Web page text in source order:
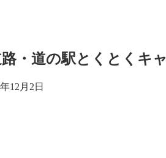
・道の駅とくとくキ
12月2日